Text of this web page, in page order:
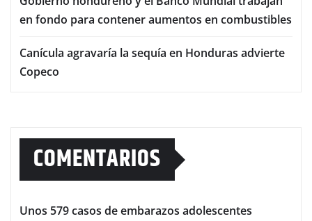
en fondo para contener aumentos en combustibles
Canícula agravaría la sequía en Honduras advierte
Copeco
COMENTARIOS
Unos 579 casos de embarazos adolescentes